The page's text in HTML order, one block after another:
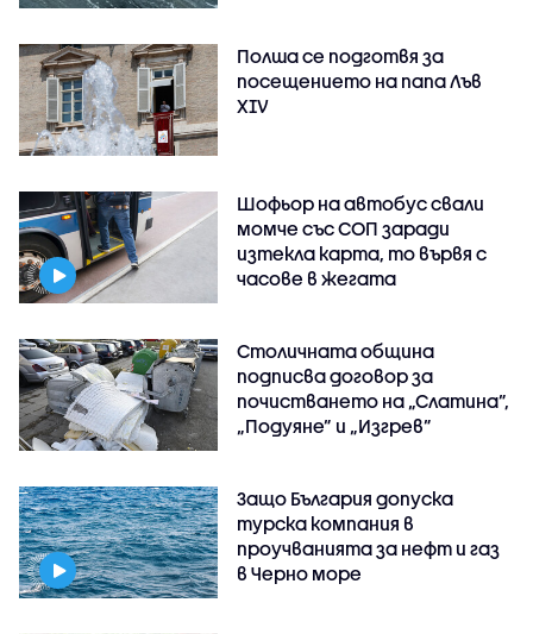
Полша се подготвя за
посещението на папа Лъв
XIV
Шофьор на автобус свали
момче със СОП заради
изтекла карта, то вървя с
часове в жегата
Столичната община
подписва договор за
почистването на „Слатина”,
„Подуяне” и „Изгрев”
Защо България допуска
турска компания в
проучванията за нефт и газ
в Черно море